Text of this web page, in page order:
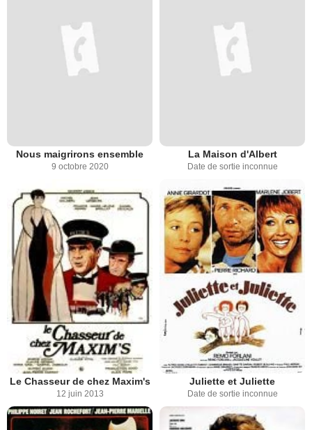
Nous maigrirons ensemble
9 octobre 2020
La Maison d'Albert
Date de sortie inconnue
Le Chasseur de chez Maxim's
12 juin 2013
Juliette et Juliette
Date de sortie inconnue